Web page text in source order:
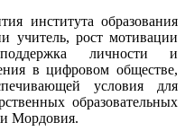
института образования
учитель, рост мотивации
поддержка личности и
в цифровом обществе,
условия для
образовательных
Мордовия.